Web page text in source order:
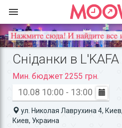
Сніданки в L'KAFA
Мин. бюджет 2255 грн.
10.08 10:00 - 13:00
ул. Николая Лаврухина 4,
Киев, Украина